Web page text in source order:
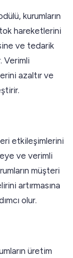
kurumların
hareketlerini
ve tedarik
Verimli
azaltır ve
etkileşimlerini
ve verimli
müşteri
artırmasına
olur.
üretim